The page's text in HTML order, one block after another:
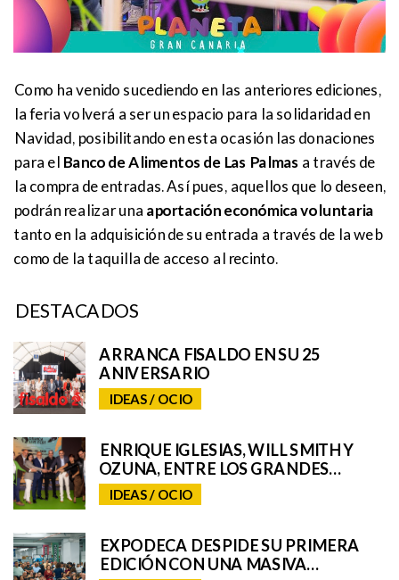
Como ha venido sucediendo en las anteriores ediciones,
la feria volverá a ser un espacio para la solidaridad en
Navidad, posibilitando en esta ocasión las donaciones
para el Banco de Alimentos de Las Palmas a través de
la compra de entradas. Así pues, aquellos que lo deseen,
podrán realizar una aportación económica voluntaria
tanto en la adquisición de su entrada a través de la web
como de la taquilla de acceso al recinto.
DESTACADOS
ARRANCA FISALDO EN SU 25
ANIVERSARIO
IDEAS / OCIO
ENRIQUE IGLESIAS, WILL SMITH Y
OZUNA, ENTRE LOS GRANDES
NOMBRES DEL GRANCA LIVE FEST
2025, CON SORPRESAS AÚN POR
IDEAS / OCIO
EXPODECA DESPIDE SU PRIMERA
EDICIÓN CON UNA MASIVA